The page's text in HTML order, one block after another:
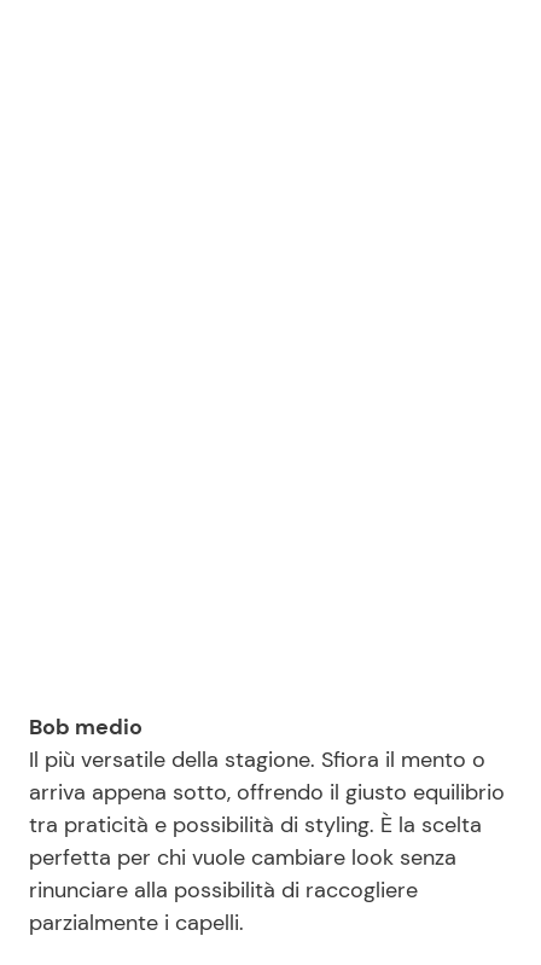
Bob medio
Il più versatile della stagione. Sfiora il mento o
arriva appena sotto, offrendo il giusto equilibrio
tra praticità e possibilità di styling. È la scelta
perfetta per chi vuole cambiare look senza
rinunciare alla possibilità di raccogliere
parzialmente i capelli.